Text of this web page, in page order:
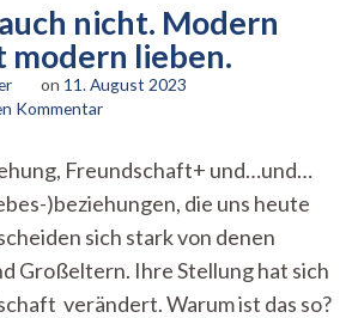
nicht. Modern
modern lieben.
on 11. August 2023
Kommentarzu
auch
nicht.
Modern
leben
heißt
modern
Freundschaft+ und…und…
)beziehungen, die uns heute
sich stark von denen
Großeltern. Ihre Stellung hat sich
verändert. Warum ist das so?